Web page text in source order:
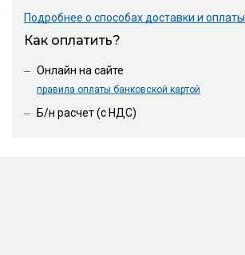
Подробнее о способах доставки и оплаты
Как оплатить?
Онлайн на сайте
правила оплаты банковской картой
Б/н расчет (c НДС)